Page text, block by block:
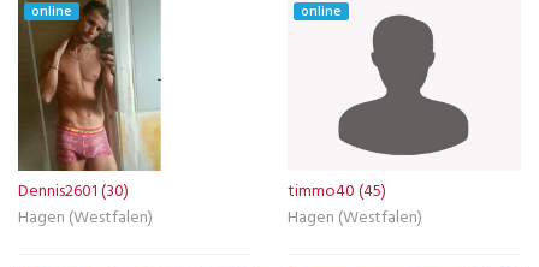
online
Dennis2601 (30)
Hagen (Westfalen)
online
timmo40 (45)
Hagen (Westfalen)